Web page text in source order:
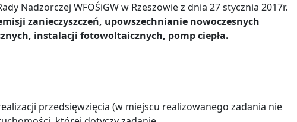
Nadzorczej WFOŚiGW w Rzeszowie z dnia 27 stycznia 2017r.
zanieczyszczeń, upowszechnianie nowoczesnych
instalacji fotowoltaicznych, pomp ciepła.
przedsięwzięcia (w miejscu realizowanego zadania nie